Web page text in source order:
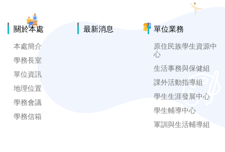
關於本處
本處簡介
學務長室
單位資訊
地理位置
學務會議
學務信箱
最新消息 單位業務
原住民族學生資源中
心
生活事務與保健組
課外活動指導組
學生生涯發展中心
學生輔導中心
軍訓與生活輔導組